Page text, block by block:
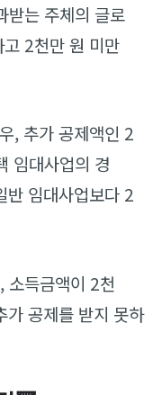
받는 주체의 글로
2천만 원 미만
, 추가 공제액인 2
임대사업의 경
반 임대사업보다 2
소득금액이 2천
가 공제를 받지 못하